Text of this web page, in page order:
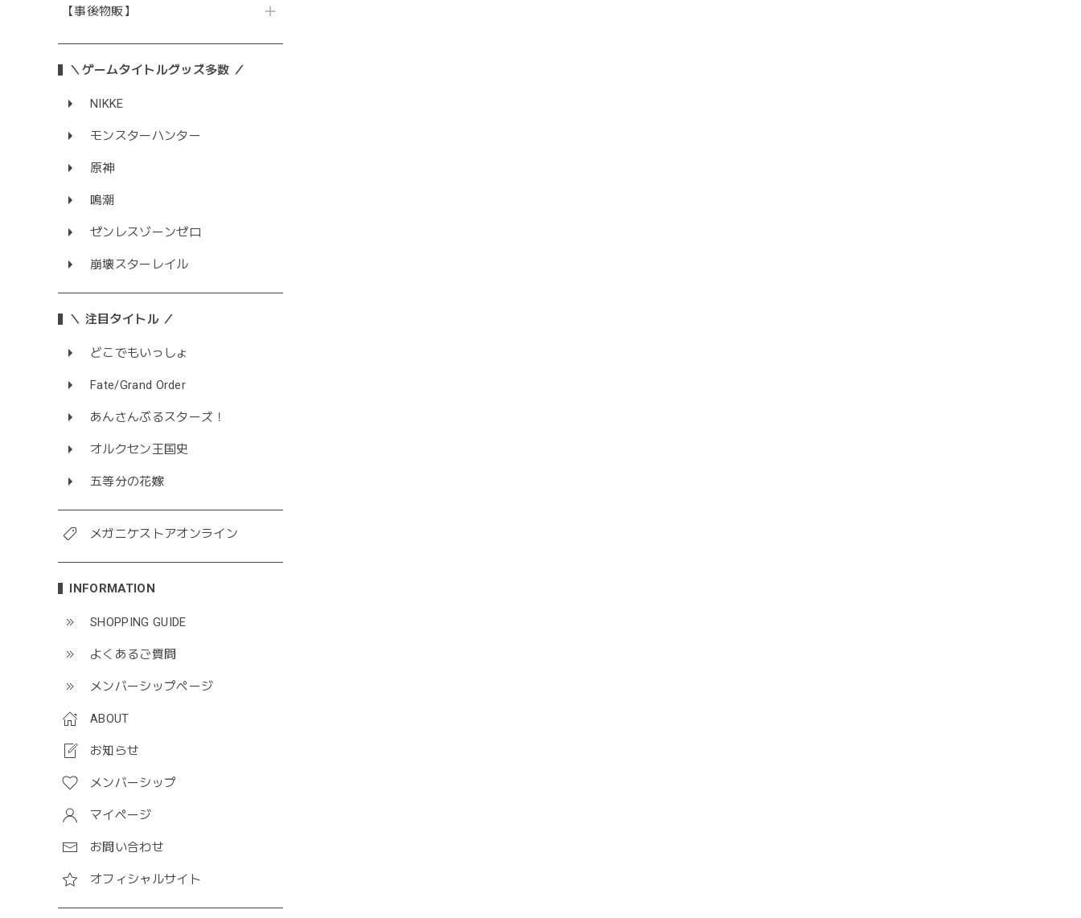
【事後物販】
＼ゲームタイトルグッズ多数 ／
NIKKE
モンスターハンター
原神
鳴潮
ゼンレスゾーンゼロ
崩壊スターレイル
＼ 注目タイトル ／
どこでもいっしょ
Fate/Grand Order
あんさんぶるスターズ！
オルクセン王国史
五等分の花嫁
メガニケストアオンライン
INFORMATION
SHOPPING GUIDE
よくあるご質問
メンバーシップページ
ABOUT
お知らせ
メンバーシップ
マイページ
お問い合わせ
オフィシャルサイト